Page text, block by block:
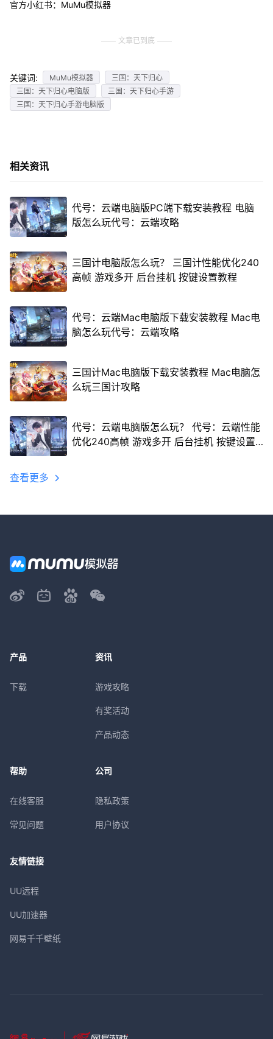
官方小红书：MuMu模拟器
文章已到底
关键词: MuMu模拟器
三国：天下归心
三国：天下归心电脑版
三国：天下归心手游
三国：天下归心手游电脑版
相关资讯
代号：云端电脑版PC端下载安装教程 电脑
版怎么玩代号：云端攻略
三国计电脑版怎么玩？ 三国计性能优化240
高帧 游戏多开 后台挂机 按键设置教程
代号：云端Mac电脑版下载安装教程 Mac电
脑怎么玩代号：云端攻略
三国计Mac电脑版下载安装教程 Mac电脑怎
么玩三国计攻略
代号：云端电脑版怎么玩？ 代号：云端性能
优化240高帧 游戏多开 后台挂机 按键设置
查看更多
产品
下载
资讯
游戏攻略
有奖活动
产品动态
帮助
在线客服
常见问题
公司
隐私政策
用户协议
友情链接
UU远程
UU加速器
网易千千壁纸